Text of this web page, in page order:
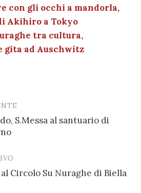
con gli occhi a mandorla,
Akihiro a Tokyo
tra cultura,
gita ad Auschwitz
S.Messa al santuario di
Circolo Su Nuraghe di Biella